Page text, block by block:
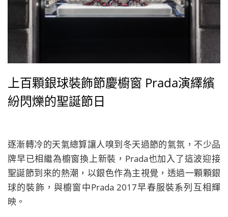
上百顆銀球裝飾節慶櫥窗 Prada演繹繽
紛閃爍的聖誕節日
逐漸轉冷的天氣總算讓人嗅到冬天過節的氣氛，不少品
牌早已相繼為櫥窗換上新裝，Prada也加入了這波迎接
聖誕節到來的熱潮，以銀色作為主視覺，透過一顆顆銀
球的裝飾，與櫥窗中Prada 2017早春服裝系列互相輝
映。